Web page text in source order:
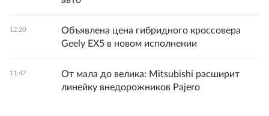
12:20
Объявлена цена гибридного кроссовера
Geely EX5 в новом исполнении
11:47
От мала до велика: Mitsubishi расширит
линейку внедорожников Pajero